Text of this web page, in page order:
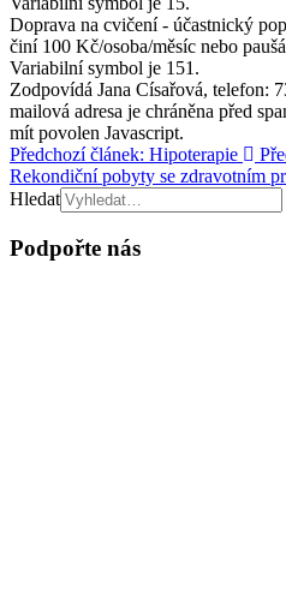
Doprava na cvičení - účastnický
činí 100 Kč/osoba/měsíc nebo
Variabilní symbol je 151.
Zodpovídá Jana Císařová, telefon:
mailová adresa je chráněna před
mít povolen Javascript.
Předchozí článek: Hipoterapie
Rekondiční pobyty se zdravotním
Hledat
Podpořte nás